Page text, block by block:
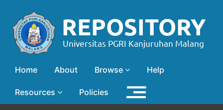
Home About Browse Help
Resources Policies